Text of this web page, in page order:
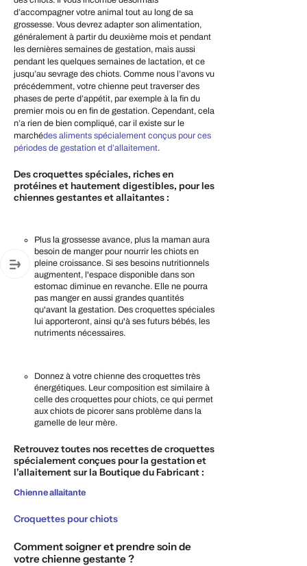
d’accompagner votre animal tout au long de sa
grossesse. Vous devrez adapter son alimentation,
généralement à partir du deuxième mois et pendant
les dernières semaines de gestation, mais aussi
pendant les quelques semaines de lactation, et ce
jusqu’au sevrage des chiots. Comme nous l’avons vu
précédemment, votre chienne peut traverser des
phases de perte d’appétit, par exemple à la fin du
premier mois ou en fin de gestation. Cependant, cela
n’a rien de bien compliqué, car il existe sur le
marchédes aliments spécialement conçus pour ces
périodes de gestation et d’allaitement.
Des croquettes spéciales, riches en
protéines et hautement digestibles, pour les
chiennes gestantes et allaitantes :
Plus la grossesse avance, plus la maman aura
besoin de manger pour nourrir les chiots en
pleine croissance. Si ses besoins nutritionnels
augmentent, l'espace disponible dans son
estomac diminue en revanche. Elle ne pourra
pas manger en aussi grandes quantités
qu'avant la gestation. Des croquettes spéciales
lui apporteront, ainsi qu'à ses futurs bébés, les
nutriments nécessaires.
Donnez à votre chienne des croquettes très
énergétiques. Leur composition est similaire à
celle des croquettes pour chiots, ce qui permet
aux chiots de picorer sans problème dans la
gamelle de leur mère.
Retrouvez toutes nos recettes de croquettes
spécialement conçues pour la gestation et
l'allaitement sur la Boutique du Fabricant :
Chienne allaitante
Croquettes pour chiots
Comment soigner et prendre soin de
votre chienne gestante ?